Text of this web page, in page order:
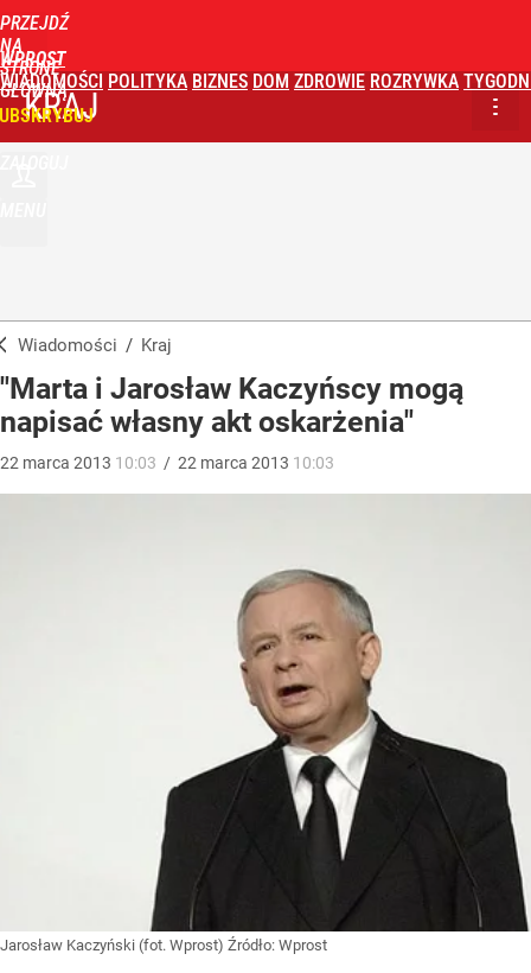
PRZEJDŹ
NA
STRONĘ
GŁÓWNĄ
WPROST
WIADOMOŚCI POLITYKA BIZNES DOM ZDROWIE ROZRYWKA
KRAJ
Wiadomości / Kraj
"Marta i Jarosław Kaczyńscy mogą
napisać własny akt oskarżenia"
22 marca 2013 10:03 / 22 marca 2013 10:03
Jarosław Kaczyński (fot. Wprost) Źródło: Wprost